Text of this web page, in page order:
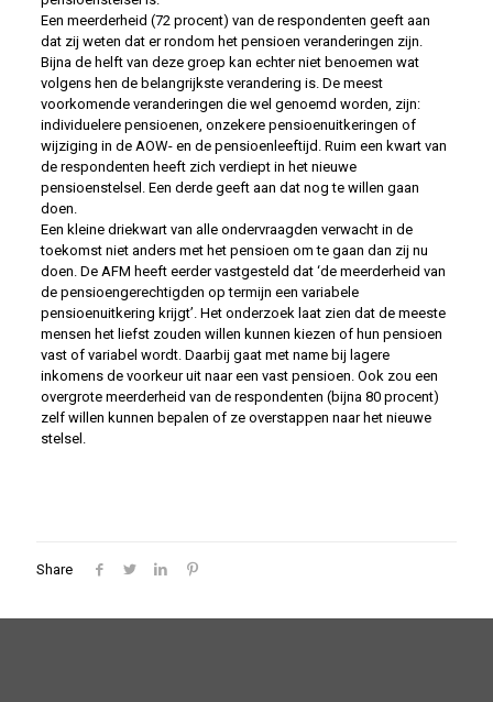
Een meerderheid (72 procent) van de respondenten geeft aan
dat zij weten dat er rondom het pensioen veranderingen zijn.
Bijna de helft van deze groep kan echter niet benoemen wat
volgens hen de belangrijkste verandering is. De meest
voorkomende veranderingen die wel genoemd worden, zijn:
individuelere pensioenen, onzekere pensioenuitkeringen of
wijziging in de AOW- en de pensioenleeftijd. Ruim een kwart van
de respondenten heeft zich verdiept in het nieuwe
pensioenstelsel. Een derde geeft aan dat nog te willen gaan
doen.
Een kleine driekwart van alle ondervraagden verwacht in de
toekomst niet anders met het pensioen om te gaan dan zij nu
doen. De AFM heeft eerder vastgesteld dat ‘de meerderheid van
de pensioengerechtigden op termijn een variabele
pensioenuitkering krijgt’. Het onderzoek laat zien dat de meeste
mensen het liefst zouden willen kunnen kiezen of hun pensioen
vast of variabel wordt. Daarbij gaat met name bij lagere
inkomens de voorkeur uit naar een vast pensioen. Ook zou een
overgrote meerderheid van de respondenten (bijna 80 procent)
zelf willen kunnen bepalen of ze overstappen naar het nieuwe
stelsel.
Share